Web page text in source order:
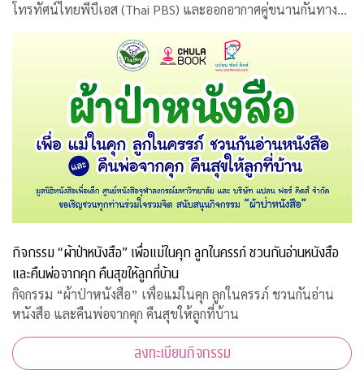
โทรทัศน์ไทยพีบีเอส (Thai PBS) และออกอากาศคู่ขนานกันทาง
สถานีโทรทัศน์เอแอลทีวี (ALTV)
กิจกรรม “ผ้าป่าหนังสือ” เพื่อแม่ในคุก ลูกในครรภ์ ชวนกันอ่านหนังสือ
และคืนพ่อจากคุก คืนสุขให้ลูกที่บ้าน
กิจกรรม “ผ้าป่าหนังสือ” เพื่อแม่ในคุก ลูกในครรภ์ ชวนกันอ่าน
หนังสือ และคืนพ่อจากคุก คืนสุขให้ลูกที่บ้าน
ลงทะเบียนกิจกรรม